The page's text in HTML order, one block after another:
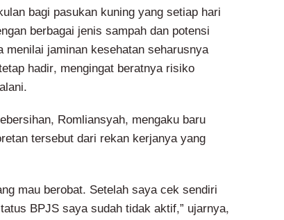
bagi pasukan kuning yang setiap hari
berbagai jenis sampah dan potensi
jaminan kesehatan seharusnya
hadir, mengingat beratnya risiko
Romliansyah, mengaku baru
tersebut dari rekan kerjanya yang
mau berobat. Setelah saya cek sendiri
BPJS saya sudah tidak aktif,” ujarnya,